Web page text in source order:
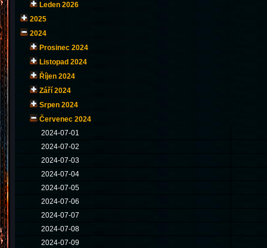
Leden 2026
2025
2024
Prosinec 2024
Listopad 2024
Říjen 2024
Září 2024
Srpen 2024
Červenec 2024
2024-07-01
2024-07-02
2024-07-03
2024-07-04
2024-07-05
2024-07-06
2024-07-07
2024-07-08
2024-07-09